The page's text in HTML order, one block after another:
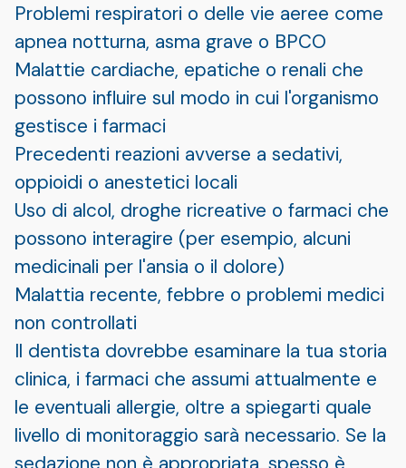
Problemi respiratori o delle vie aeree come
apnea notturna, asma grave o BPCO
Malattie cardiache, epatiche o renali che
possono influire sul modo in cui l'organismo
gestisce i farmaci
Precedenti reazioni avverse a sedativi,
oppioidi o anestetici locali
Uso di alcol, droghe ricreative o farmaci che
possono interagire (per esempio, alcuni
medicinali per l'ansia o il dolore)
Malattia recente, febbre o problemi medici
non controllati
Il dentista dovrebbe esaminare la tua storia
clinica, i farmaci che assumi attualmente e
le eventuali allergie, oltre a spiegarti quale
livello di monitoraggio sarà necessario. Se la
sedazione non è appropriata, spesso è